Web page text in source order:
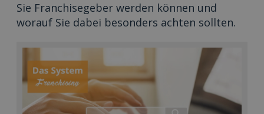
Sie Franchisegeber werden können und
worauf Sie dabei besonders achten sollten.